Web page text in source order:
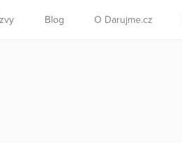
Blog O Darujme.cz